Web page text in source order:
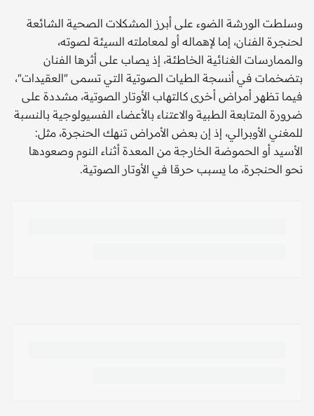
وسلطت الورشة الضوء على أبرز المشكلات الصحية الشائعة
لحنجرة الفنان، إما لإهماله أو لمعاملته السيئة لصوته،
والممارسات الغنائية الخاطئة، إذ يصاب على أثرها الفنان
بتضخمات في أنسجة الطيات الصوتية التي تسمى "العقيدات"،
فيما تظهر أمراض أخرى كالتهاب الأوتار الصوتية، مشددة على
ضرورة المتابعة الطبية والاعتناء بالأعضاء الفسيولوجية بالنسبة
للمغني الأوبرالي، إذ إن بعض الأمراض تنهك الحنجرة، مثل:
الأسيد أو الحموضة الخارجة من المعدة أثناء النوم وصعودها
نحو الحنجرة، ما يسبب حرقا في الأوتار الصوتية.